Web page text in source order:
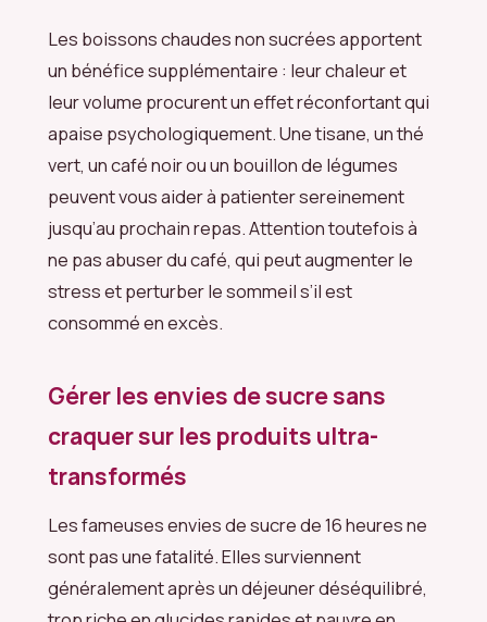
Les boissons chaudes non sucrées apportent
un bénéfice supplémentaire : leur chaleur et
leur volume procurent un effet réconfortant qui
apaise psychologiquement. Une tisane, un thé
vert, un café noir ou un bouillon de légumes
peuvent vous aider à patienter sereinement
jusqu’au prochain repas. Attention toutefois à
ne pas abuser du café, qui peut augmenter le
stress et perturber le sommeil s’il est
consommé en excès.
Gérer les envies de sucre sans
craquer sur les produits ultra-
transformés
Les fameuses envies de sucre de 16 heures ne
sont pas une fatalité. Elles surviennent
généralement après un déjeuner déséquilibré,